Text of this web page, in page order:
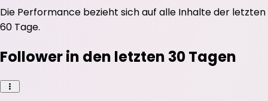
Die Performance bezieht sich auf alle Inhalte der letzten
60 Tage.
Follower in den letzten 30 Tagen